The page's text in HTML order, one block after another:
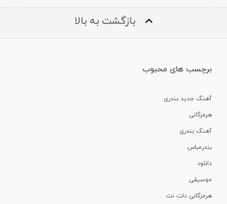
بازگشت به بالا
برچسب های محبوب
آهنگ جدید بندری
هرمزگانی
آهنگ بندری
بندرعباس
دانلود
موسیقی
هرمزگانی دات نت